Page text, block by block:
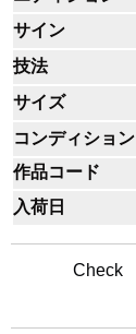
サイン
技法
サイズ
コンディション
作品コード
入荷日
Check